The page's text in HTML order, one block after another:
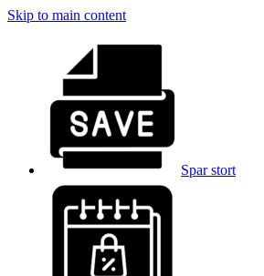
Skip to main content
Spar stort